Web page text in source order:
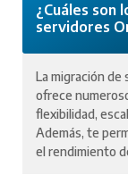
¿Cuáles son
servidores
La migración de
ofrece
flexibilidad,
Además, te
el rendimiento